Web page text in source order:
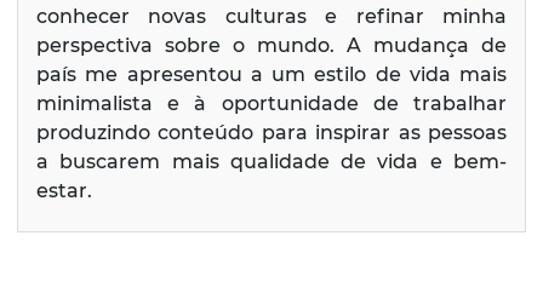
conhecer novas culturas e refinar minha
perspectiva sobre o mundo. A mudança de
país me apresentou a um estilo de vida mais
minimalista e à oportunidade de trabalhar
produzindo conteúdo para inspirar as pessoas
a buscarem mais qualidade de vida e bem-
estar.